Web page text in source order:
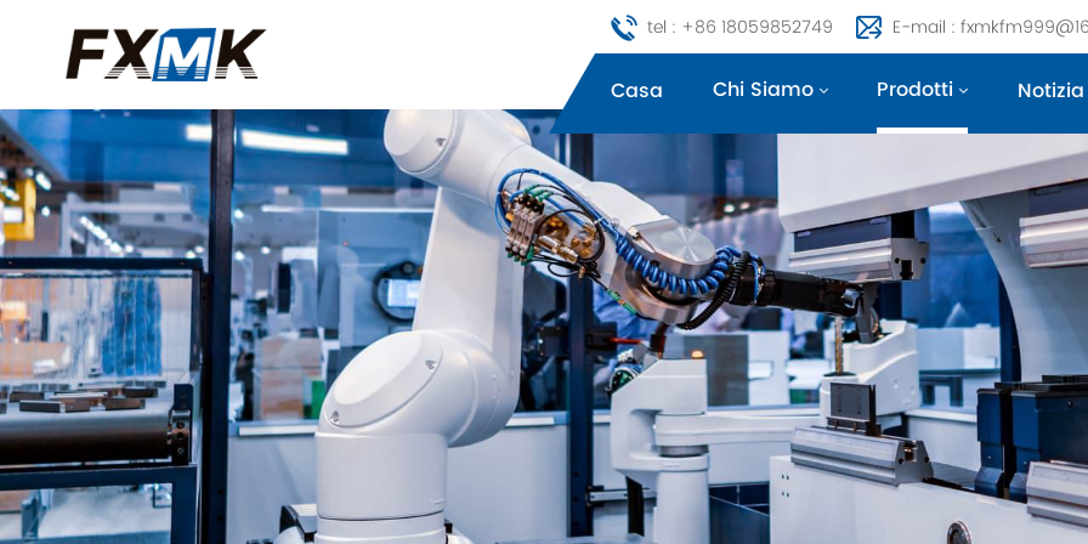
tel : +86 18059852749 E-mail :
Casa Chi Siamo Prodotti Notizia